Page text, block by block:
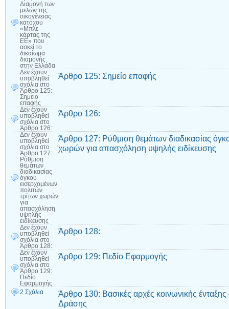
Διαμονή των
μελών της
οικογένειας
κατόχου
«Μπλε
κάρτας της
ΕΕ» που
ασκεί το
δικαίωμα
διαμονής
στην Ελλάδα
Δεν έχουν
υποβληθεί
σχόλια στο
Άρθρο 125:
Σημείο
επαφής
Άρθρο 125: Σημείο επαφής
Δεν έχουν
υποβληθεί
σχόλια στο
Άρθρο 126:
Άρθρο 126:
Δεν έχουν
υποβληθεί
σχόλια στο
Άρθρο 127:
Ρύθμιση
θεμάτων
διαδικασίας
όγκου
εισερχομένων
πολιτών
τρίτων χωρών
για
απασχόληση
υψηλής
ειδίκευσης
Άρθρο 127: Ρύθμιση θεμάτων διαδικασίας
χωρών για απασχόληση υψηλής ειδίκευσης
Δεν έχουν
υποβληθεί
σχόλια στο
Άρθρο 128:
Άρθρο 128:
Δεν έχουν
υποβληθεί
σχόλια στο
Άρθρο 129:
Πεδίο
Εφαρμογής
Άρθρο 129: Πεδίο Εφαρμογής
2 Σχόλια
Άρθρο 130: Βασικές αρχές κοινωνικής
Δράσης